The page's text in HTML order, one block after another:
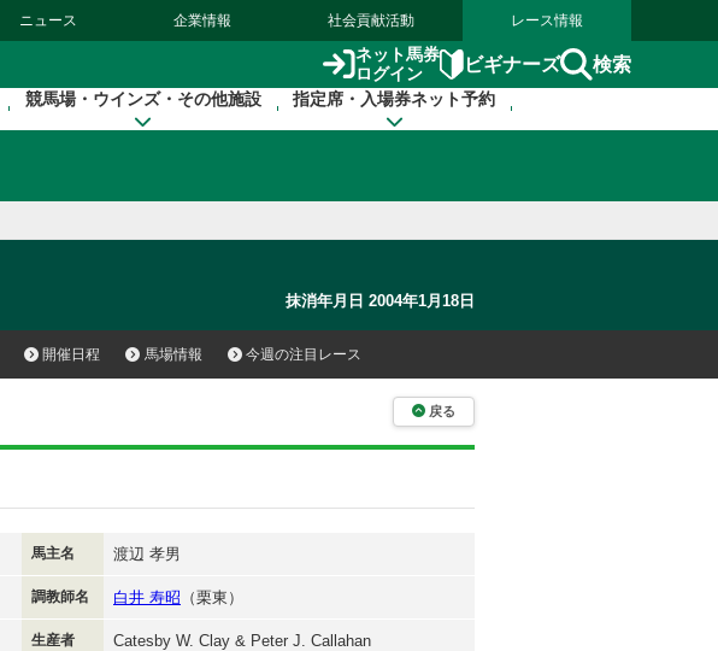
ニュース 企業情報 社会貢献活動 レース情報
ネット馬券
ログイン
ビギナーズ 検索
競馬場・ウインズ・その他施設 指定席・入場券ネット予約
抹消年月日 2004年1月18日
開催日程 馬場情報 今週の注目レース
戻る
馬主名 渡辺 孝男
調教師名 白井 寿昭 （栗東）
生産者 Catesby W. Clay & Peter J. Callahan